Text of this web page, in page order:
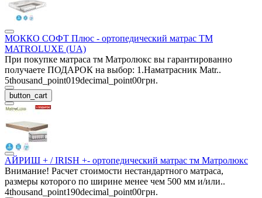
МОККО СОФТ Плюс - ортопедический матрас ТМ
MATROLUXE (UA)
При покупке матраса тм Матролюкс вы гарантированно
получаете ПОДАРОК на выбор: 1.Наматрасник Matr..
5thousand_point019decimal_point00грн.
button_cart
АЙРИШ + / IRISH +- ортопедический матрас тм Матролюкс
Внимание! Расчет стоимости нестандартного матраса,
размеры которого по ширине менее чем 500 мм и/или..
4thousand_point190decimal_point00грн.